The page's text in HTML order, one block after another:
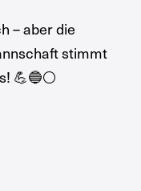
– aber die
stimmt
💪🔵⚪